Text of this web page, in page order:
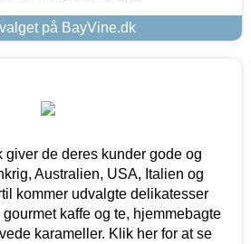
på BayVine.dk
giver de deres kunder gode og
Australien, USA, Italien og
kommer udvalgte delikatesser
kaffe og te, hjemmebagte
karameller. Klik her for at se